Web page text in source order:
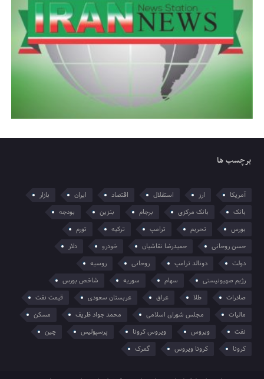
برچسب ها
آمریکا ارز استقلال اقتصاد ایران
بازار
بانک
بانک مرکزی برجام بنزین
بودجه
بورس
تحریم ترامپ ترکیه
تورم
حسن روحانی
حمیدرضا نقاشیان خودرو
دلار
دولت
دونالد ترامپ روحانی
روسیه
رژیم صهیونیستی
سهام سوریه
شاخص بورس
صادرات
طلا عراق عربستان سعودی
قیمت نفت
مالیات
مجلس شورای اسلامی محمد جواد ظریف
مسکن
نفت
ویروس ویروس کرونا پرسپولیس
چین
کرونا
کرونا ویروس گمرک